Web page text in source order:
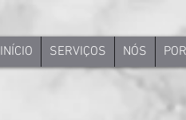
INÍCIO SERVIÇOS NÓS